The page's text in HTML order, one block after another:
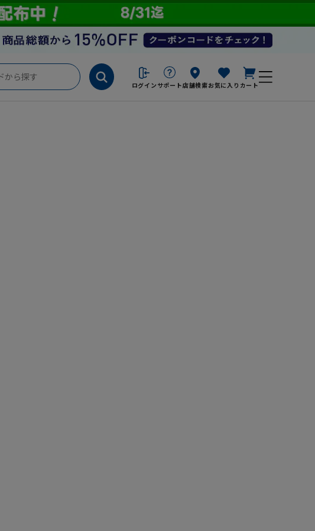
ログイン サポート店舗検索お気に入り カート